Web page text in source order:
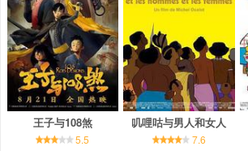
王子与108煞
5.5
叽哩咕与男人和女人
7.6